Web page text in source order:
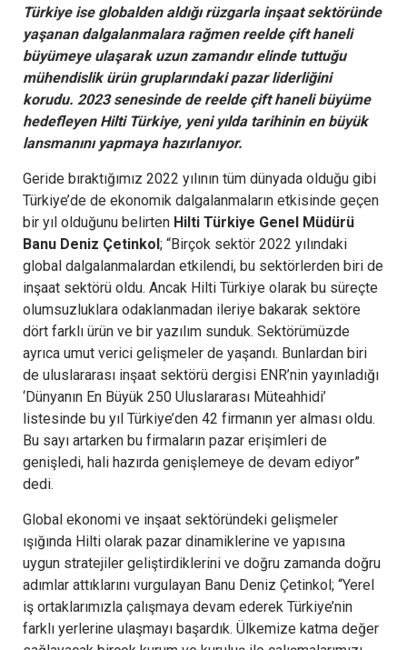
Türkiye ise globalden aldığı rüzgarla inşaat sektöründe
yaşanan dalgalanmalara rağmen reelde çift haneli
büyümeye ulaşarak uzun zamandır elinde tuttuğu
mühendislik ürün gruplarındaki pazar liderliğini
korudu. 2023 senesinde de reelde çift haneli büyüme
hedefleyen Hilti Türkiye, yeni yılda tarihinin en büyük
lansmanını yapmaya hazırlanıyor.
Geride bıraktığımız 2022 yılının tüm dünyada olduğu gibi
Türkiye’de de ekonomik dalgalanmaların etkisinde geçen
bir yıl olduğunu belirten Hilti Türkiye Genel Müdürü
Banu Deniz Çetinkol; “Birçok sektör 2022 yılındaki
global dalgalanmalardan etkilendi, bu sektörlerden biri de
inşaat sektörü oldu. Ancak Hilti Türkiye olarak bu süreçte
olumsuzluklara odaklanmadan ileriye bakarak sektöre
dört farklı ürün ve bir yazılım sunduk. Sektörümüzde
ayrıca umut verici gelişmeler de yaşandı. Bunlardan biri
de uluslararası inşaat sektörü dergisi ENR’nin yayınladığı
‘Dünyanın En Büyük 250 Uluslararası Müteahhidi’
listesinde bu yıl Türkiye’den 42 firmanın yer alması oldu.
Bu sayı artarken bu firmaların pazar erişimleri de
genişledi, hali hazırda genişlemeye de devam ediyor”
dedi.
Global ekonomi ve inşaat sektöründeki gelişmeler
ışığında Hilti olarak pazar dinamiklerine ve yapısına
uygun stratejiler geliştirdiklerini ve doğru zamanda doğru
adımlar attıklarını vurgulayan Banu Deniz Çetinkol; “Yerel
iş ortaklarımızla çalışmaya devam ederek Türkiye’nin
farklı yerlerine ulaşmayı başardık. Ülkemize katma değer